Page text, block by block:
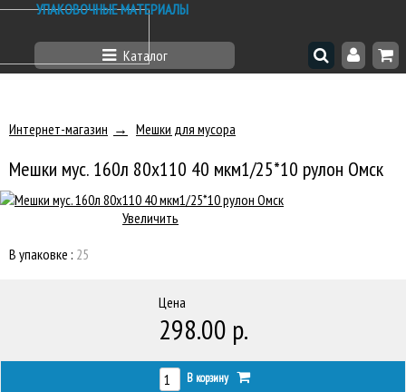
УПАКОВОЧНЫЕ МАТЕРИАЛЫ
Каталог
Интернет-магазин Мешки для мусора
Мешки мус. 160л 80х110 40 мкм1/25*10 рулон Омск
Увеличить
В упаковке : 25
Цена
298.00 р.
В корзину